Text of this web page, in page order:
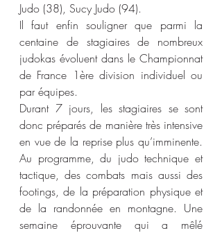
Judo (38), Sucy Judo (94).
Il faut enfin souligner que parmi la
centaine de stagiaires de nombreux
judokas évoluent dans le Championnat
de France 1ère division individuel ou
par équipes.
Durant 7 jours, les stagiaires se sont
donc préparés de manière très intensive
en vue de la reprise plus qu’imminente.
Au programme, du judo technique et
tactique, des combats mais aussi des
footings, de la préparation physique et
de la randonnée en montagne. Une
semaine éprouvante qui a mêlé